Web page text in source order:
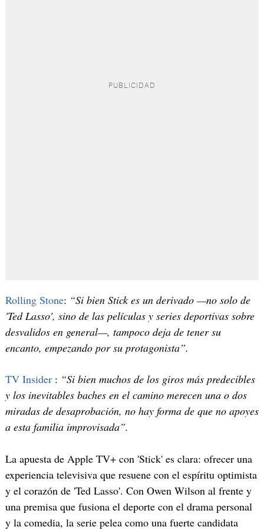
Rolling Stone: “Si bien Stick es un derivado —no solo de
'Ted Lasso', sino de las películas y series deportivas sobre
desvalidos en general—, tampoco deja de tener su
encanto, empezando por su protagonista”.
TV Insider: “Si bien muchos de los giros más predecibles
y los inevitables baches en el camino merecen una o dos
miradas de desaprobación, no hay forma de que no apoyes
a esta familia improvisada”.
La apuesta de Apple TV+ con 'Stick' es clara: ofrecer una
experiencia televisiva que resuene con el espíritu optimista
y el corazón de 'Ted Lasso'. Con Owen Wilson al frente y
una premisa que fusiona el deporte con el drama personal
y la comedia, la serie pelea como una fuerte candidata